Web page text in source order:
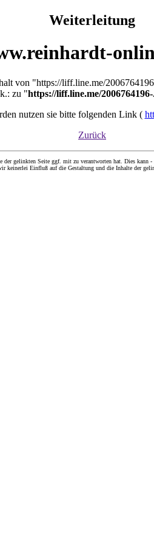
Weiterleitung
von "https://liff.line.me/
zu "https://liff.line.me/
nutzen sie bitte folgenden Link (
Zurück
gelinkten Seite ggf. mit zu verantworten hat. Dies
Einfluß auf die Gestaltung und die Inhalte der